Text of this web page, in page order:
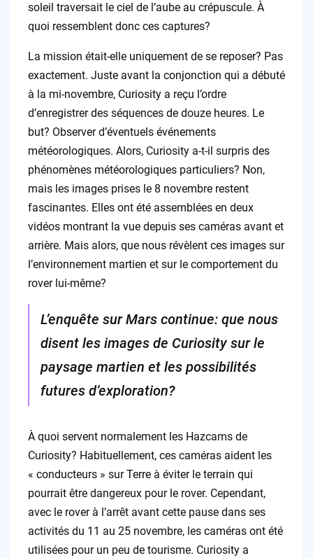
soleil traversait le ciel de l’aube au crépuscule. À
quoi ressemblent donc ces captures?
La mission était-elle uniquement de se reposer? Pas
exactement. Juste avant la conjonction qui a débuté
à la mi-novembre, Curiosity a reçu l’ordre
d’enregistrer des séquences de douze heures. Le
but? Observer d’éventuels événements
météorologiques. Alors, Curiosity a-t-il surpris des
phénomènes météorologiques particuliers? Non,
mais les images prises le 8 novembre restent
fascinantes. Elles ont été assemblées en deux
vidéos montrant la vue depuis ses caméras avant et
arrière. Mais alors, que nous révèlent ces images sur
l’environnement martien et sur le comportement du
rover lui-même?
L’enquête sur Mars continue: que nous
disent les images de Curiosity sur le
paysage martien et les possibilités
futures d’exploration?
À quoi servent normalement les Hazcams de
Curiosity? Habituellement, ces caméras aident les
« conducteurs » sur Terre à éviter le terrain qui
pourrait être dangereux pour le rover. Cependant,
avec le rover à l’arrêt avant cette pause dans ses
activités du 11 au 25 novembre, les caméras ont été
utilisées pour un peu de tourisme. Curiosity a